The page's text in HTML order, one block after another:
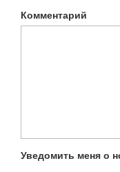
Комментарий
Уведомить меня о